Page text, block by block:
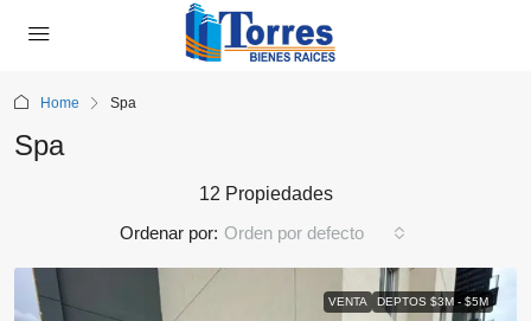
Home Spa
Spa
12 Propiedades
Ordenar por: Orden por defecto
VENTA DEPTOS $3M - $5M